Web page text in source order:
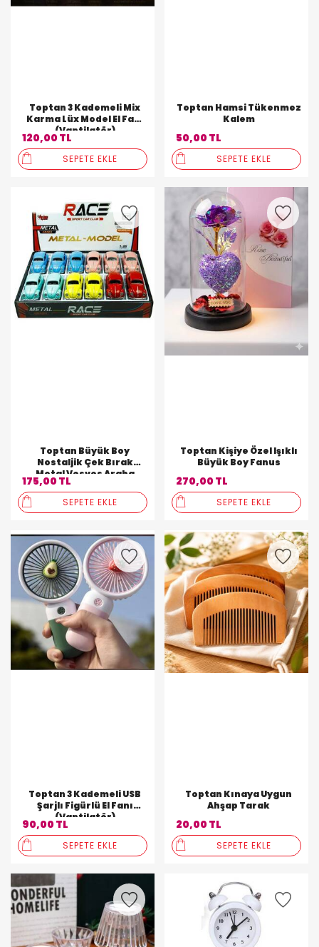
Toptan 3 Kademeli Mix
Karma Lüx Model El Fanı
(Vantilatör)
120,00 TL
SEPETE EKLE
Toptan Hamsi Tükenmez
Kalem
50,00 TL
SEPETE EKLE
Toptan Büyük Boy
Nostaljik Çek Bırak
Metal Vosvos Araba
175,00 TL
SEPETE EKLE
Toptan Kişiye Özel Işıklı
Büyük Boy Fanus
270,00 TL
SEPETE EKLE
Toptan 3 Kademeli USB
Şarjlı Figürlü El Fanı
(Vantilatör)
90,00 TL
SEPETE EKLE
Toptan Kınaya Uygun
Ahşap Tarak
20,00 TL
SEPETE EKLE